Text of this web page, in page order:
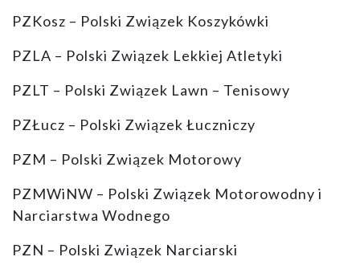
PZKosz – Polski Związek Koszykówki
PZLA – Polski Związek Lekkiej Atletyki
PZLT – Polski Związek Lawn – Tenisowy
PZŁucz – Polski Związek Łuczniczy
PZM – Polski Związek Motorowy
PZMWiNW – Polski Związek Motorowodny i
Narciarstwa Wodnego
PZN – Polski Związek Narciarski